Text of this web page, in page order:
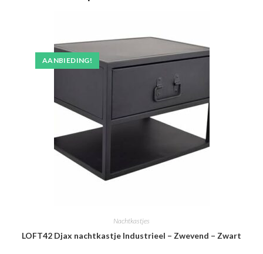
AANBIEDING!
Nachtkastjes
LOFT42 Djax nachtkastje Industrieel – Zwevend – Zwart